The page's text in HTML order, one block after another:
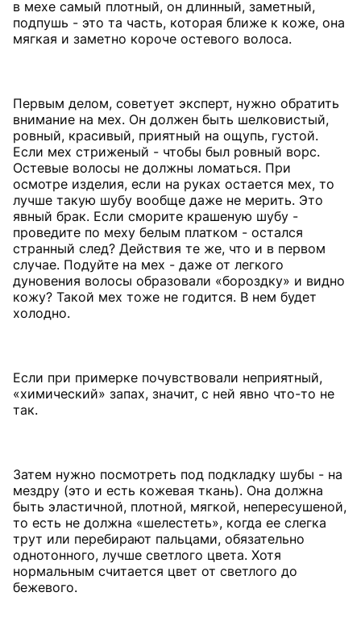
в мехе самый плотный, он длинный, заметный,
подпушь - это та часть, которая ближе к коже, она
мягкая и заметно короче остевого волоса.
Первым делом, советует эксперт, нужно обратить
внимание на мех. Он должен быть шелковистый,
ровный, красивый, приятный на ощупь, густой.
Если мех стриженый - чтобы был ровный ворс.
Остевые волосы не должны ломаться. При
осмотре изделия, если на руках остается мех, то
лучше такую шубу вообще даже не мерить. Это
явный брак. Если сморите крашеную шубу -
проведите по меху белым платком - остался
странный след? Действия те же, что и в первом
случае. Подуйте на мех - даже от легкого
дуновения волосы образовали «бороздку» и видно
кожу? Такой мех тоже не годится. В нем будет
холодно.
Если при примерке почувствовали неприятный,
«химический» запах, значит, с ней явно что-то не
так.
Затем нужно посмотреть под подкладку шубы - на
мездру (это и есть кожевая ткань). Она должна
быть эластичной, плотной, мягкой, непересушеной,
то есть не должна «шелестеть», когда ее слегка
трут или перебирают пальцами, обязательно
однотонного, лучше светлого цвета. Хотя
нормальным считается цвет от светлого до
бежевого.